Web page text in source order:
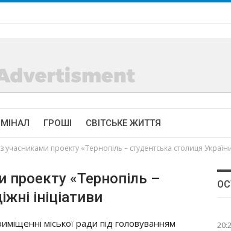
ГРОШІ СВІТСЬКЕ ЖИТТЯ
проекту «Тернопіль – студентська столиця
проекту «Тернопіль –
ініціативи
міської ради під головуванням